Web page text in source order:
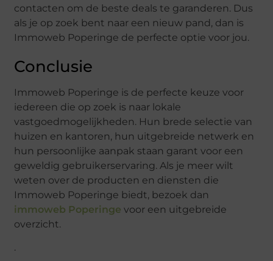
contacten om de beste deals te garanderen. Dus
als je op zoek bent naar een nieuw pand, dan is
Immoweb Poperinge de perfecte optie voor jou.
Conclusie
Immoweb Poperinge is de perfecte keuze voor
iedereen die op zoek is naar lokale
vastgoedmogelijkheden. Hun brede selectie van
huizen en kantoren, hun uitgebreide netwerk en
hun persoonlijke aanpak staan garant voor een
geweldig gebruikerservaring. Als je meer wilt
weten over de producten en diensten die
Immoweb Poperinge biedt, bezoek dan
immoweb Poperinge voor een uitgebreide
overzicht.
.